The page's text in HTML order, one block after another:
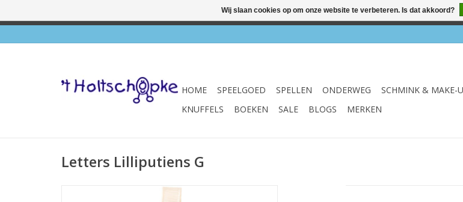
HOME SPEELGOED SPELLEN ONDERWEG SCHMINK & MAKE-
KNUFFELS
BOEKEN SALE BLOGS MERKEN
Letters Lilliputiens G
Wij slaan cookies op om onze website te verbeteren. Is dat akkoord?
✔ Winkel & webshop ✔ Gratis verzenden vanaf €75